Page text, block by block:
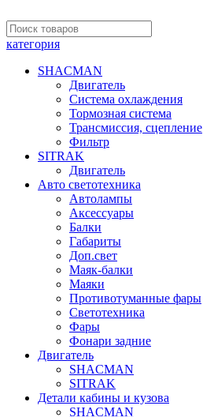
категория
SHACMAN
Двигатель
Система охлаждения
Тормозная система
Трансмиссия, сцепление
Фильтр
SITRAK
Двигатель
Авто светотехника
Автолампы
Аксессуары
Балки
Габариты
Доп.свет
Маяк-балки
Маяки
Противотуманные фары
Светотехника
Фары
Фонари задние
Двигатель
SHACMAN
SITRAK
Детали кабины и кузова
SHACMAN